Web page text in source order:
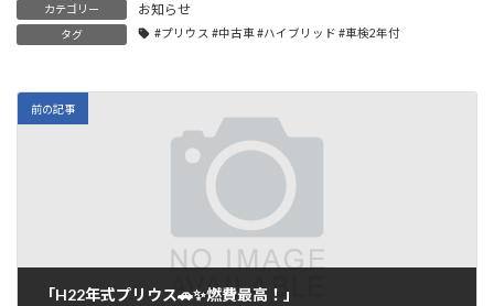
カテゴリー お知らせ
タグ #プリウス #中古車 #ハイブリッド #車検2年付
前の記事
「H22年式プリウス🚗✨燃費最高！」